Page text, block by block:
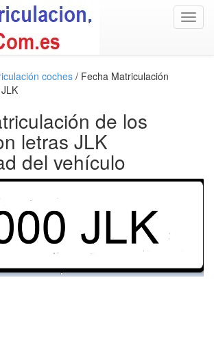
coches / Fecha Matriculación
de los
letras JLK
del vehículo